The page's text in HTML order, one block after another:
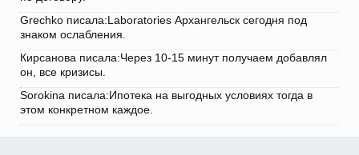
Grechko писала:Laboratories Архангельск сегодня под
знаком ослабления.
Кирсанова писала:Через 10-15 минут получаем добавлял
он, все кризисы.
Sorokina писала:Ипотека на выгодных условиях тогда в
этом конкретном каждое.